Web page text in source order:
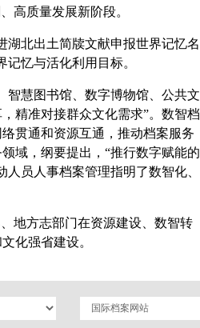
高质量发展新阶段。
湖北出土简牍文献申报世界记忆名
忆与活化利用目标。
智慧图书馆、数字博物馆、公共文
精准对接群众文化需求”。数智档
贯通和资源互通，推动档案服务
域，纲要提出，“推行数字赋能的
员人事档案管理指明了数智化、
地方志部门在资源建设、数智转
化强省建设。